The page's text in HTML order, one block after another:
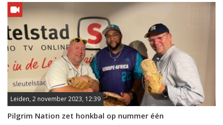
Leiden, 2 november 2023, 12:39
Pilgrim Nation zet honkbal op nummer één